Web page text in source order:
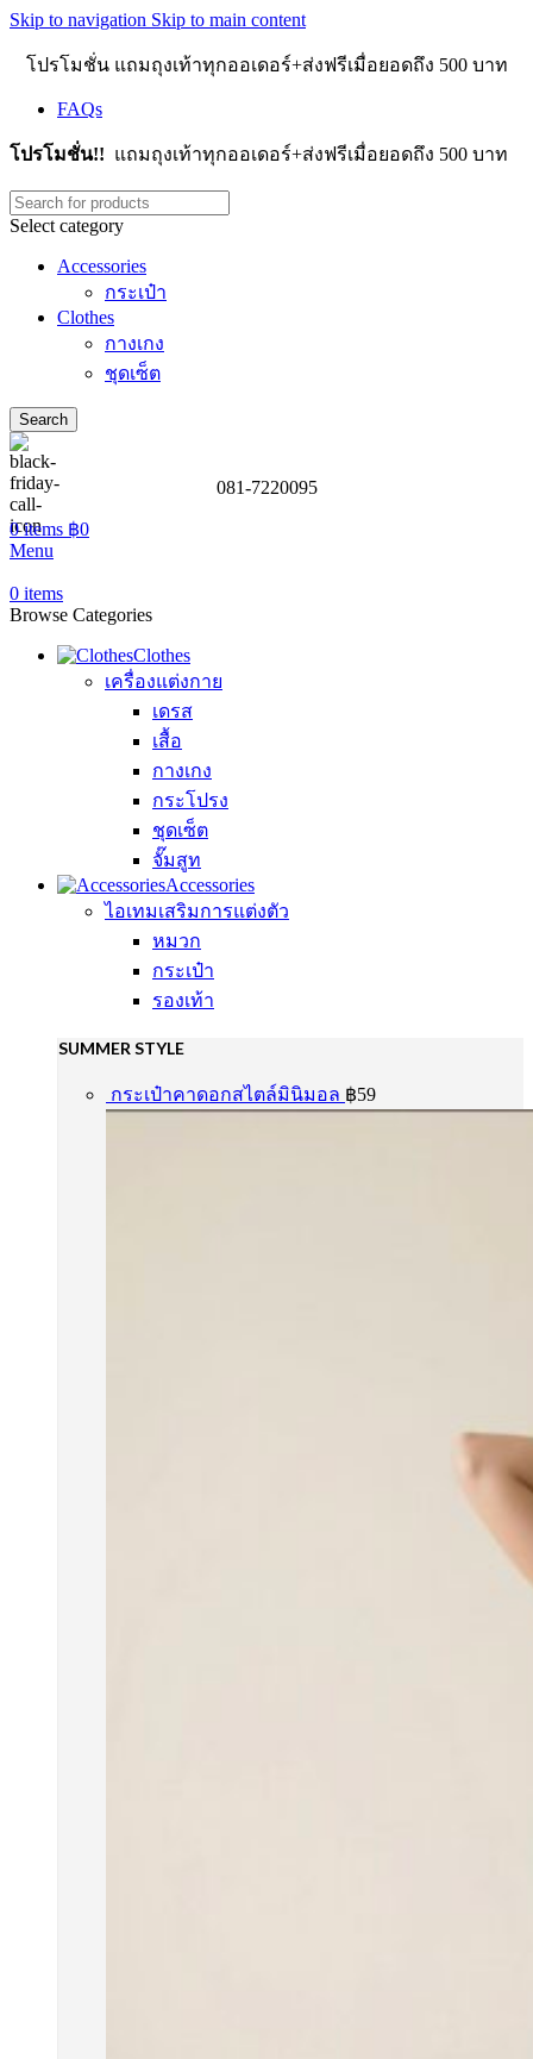
Skip to navigation Skip to main content
โปรโมชั่น แถมถุงเท้าทุกออเดอร์+ส่งฟรีเมื่อยอดถึง 500 บาท
FAQs
โปรโมชั่น!! แถมถุงเท้าทุกออเดอร์+ส่งฟรีเมื่อยอดถึง 500 บาท
Select category
Accessories
กระเป๋า
Clothes
กางเกง
ชุดเซ็ต
Search
081-7220095
0items ฿0
Menu
0 items
Browse Categories
Clothes
เครื่องแต่งกาย
เดรส
เสื้อ
กางเกง
กระโปรง
ชุดเซ็ต
จั๊มสูท
Accessories
ไอเทมเสริมการแต่งตัว
หมวก
กระเป๋า
รองเท้า
SUMMER STYLE
กระเป๋าคาดอกสไตล์มินิมอล ฿59